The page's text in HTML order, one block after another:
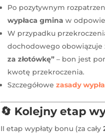
Po pozytywnym
wypłaca gmina w
W przypadku
dochodowego obowiązuje
za złotówkę”– bon jest
kwotę przekroczenia.
Szczegółowe zasady
🔄 Kolejny etap
II etap wypłaty bonu (za cały